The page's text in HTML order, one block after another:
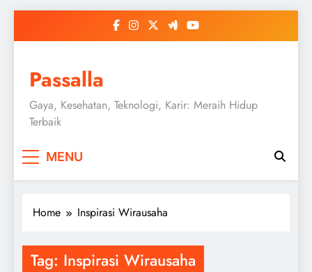
Passalla
Gaya, Kesehatan, Teknologi, Karir: Meraih Hidup
Terbaik
MENU
Home Inspirasi Wirausaha
Tag: Inspirasi Wirausaha